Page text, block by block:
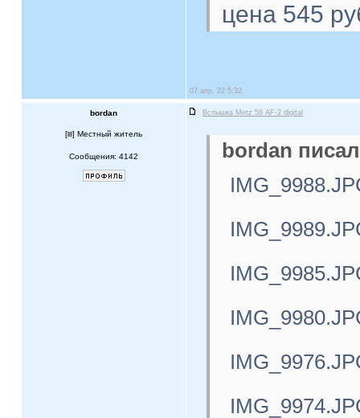
цена 545
07 апр, 22 5:32
bordan Вспышка Metz 58 AF-2 digital
[ ] Местный житель
Сообщения: 4142
bordan